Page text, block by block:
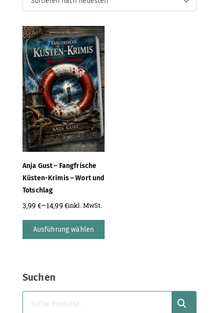
Anja Gust – Fangfrische
Küsten-Krimis – Wort und
Totschlag
3,99 €–14,99 €inkl. MwSt.
Ausführung wählen
Suchen
SUCHEN